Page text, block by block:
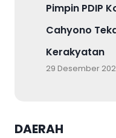
Pimpin PDIP
Cahyono
Kerakyatan
29 Desember
DAERAH